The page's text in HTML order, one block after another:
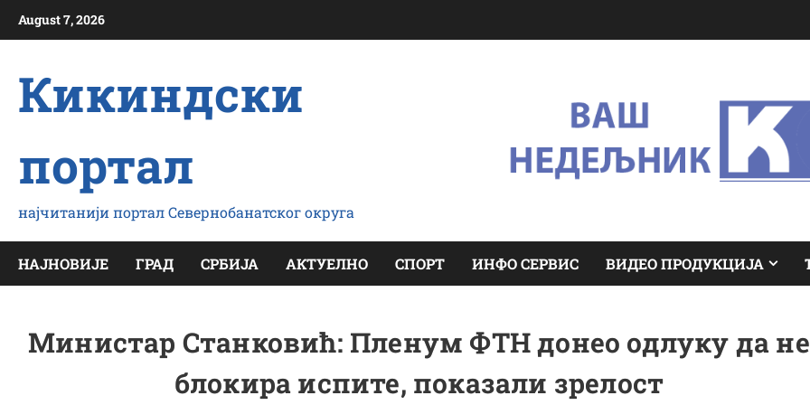
August 7, 2026
Кикиндски
портал
најчитанији портал Севернобанатског округа
НАЈНОВИЈЕ ГРАД СРБИЈА АКТУЕЛНО СПОРТ ИНФО СЕРВИС ВИДЕО ПРОДУКЦИЈА
Министар Станковић: Пленум ФТН донео одлуку да не
блокира испите, показали зрелост